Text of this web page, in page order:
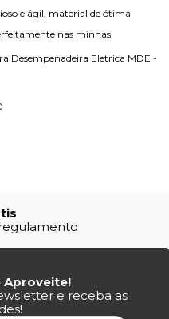
e ágil, material de ótima
nas minhas
Desempenadeira Eletrica MDE -
Aproveite!
e receba as